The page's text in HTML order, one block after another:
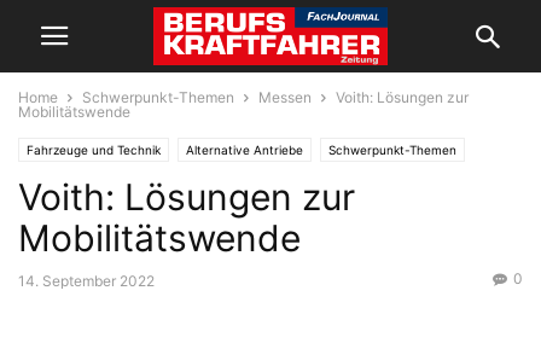
Home Schwerpunkt-Themen Messen
Voith: Lösungen zur
Mobilitätswende
Fahrzeuge und Technik Alternative Antriebe Schwerpunkt-Themen
Messen
Voith: Lösungen zur
Mobilitätswende
14. September 2022 0